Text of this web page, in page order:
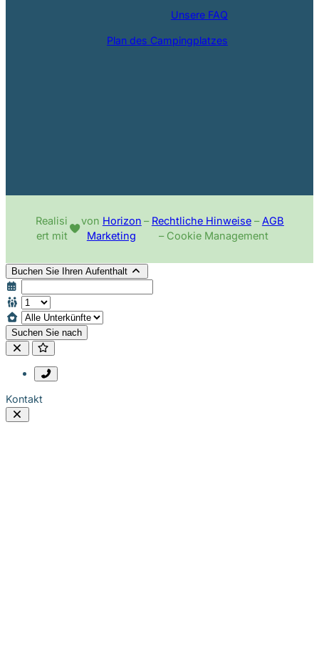
Unsere FAQ
Plan des Campingplatzes
Realisi
ert mit
von Horizon
Marketing
– Rechtliche Hinweise–AGB
– Cookie Management
Buchen Sie Ihren Aufenthalt
Suchen Sie nach
Kontakt